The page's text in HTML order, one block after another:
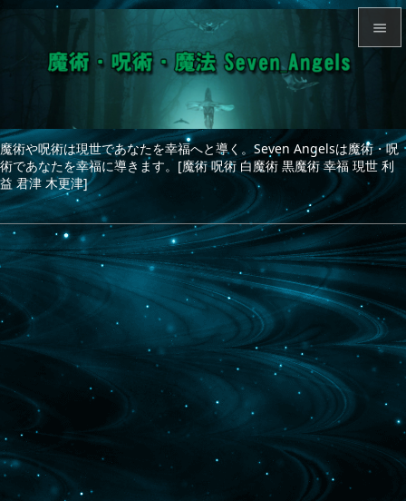
魔術や呪術は現世であなたを幸福へと導く。Seven Angelsは魔術・呪
術であなたを幸福に導きます。[魔術 呪術 白魔術 黒魔術 幸福 現世 利
益 君津 木更津]

サイド


次へ
